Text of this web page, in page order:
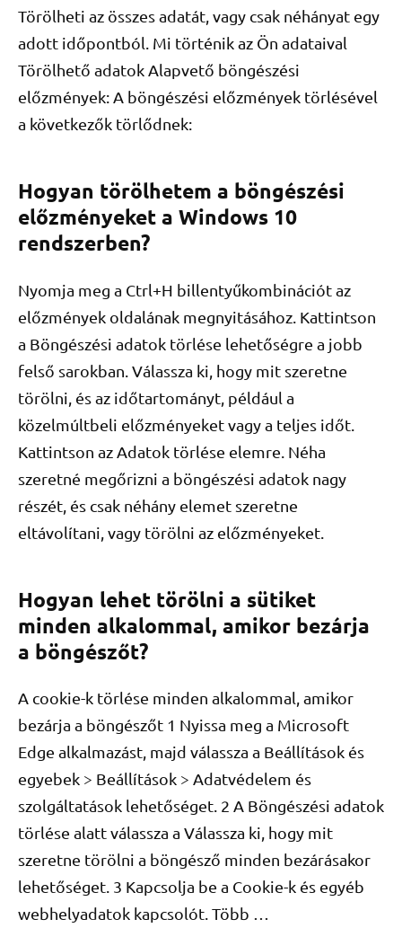
Törölheti az összes adatát, vagy csak néhányat egy
adott időpontból. Mi történik az Ön adataival
Törölhető adatok Alapvető böngészési
előzmények: A böngészési előzmények törlésével
a következők törlődnek:
Hogyan törölhetem a böngészési
előzményeket a Windows 10
rendszerben?
Nyomja meg a Ctrl+H billentyűkombinációt az
előzmények oldalának megnyitásához. Kattintson
a Böngészési adatok törlése lehetőségre a jobb
felső sarokban. Válassza ki, hogy mit szeretne
törölni, és az időtartományt, például a
közelmúltbeli előzményeket vagy a teljes időt.
Kattintson az Adatok törlése elemre. Néha
szeretné megőrizni a böngészési adatok nagy
részét, és csak néhány elemet szeretne
eltávolítani, vagy törölni az előzményeket.
Hogyan lehet törölni a sütiket
minden alkalommal, amikor bezárja
a böngészőt?
A cookie-k törlése minden alkalommal, amikor
bezárja a böngészőt 1 Nyissa meg a Microsoft
Edge alkalmazást, majd válassza a Beállítások és
egyebek > Beállítások > Adatvédelem és
szolgáltatások lehetőséget. 2 A Böngészési adatok
törlése alatt válassza a Válassza ki, hogy mit
szeretne törölni a böngésző minden bezárásakor
lehetőséget. 3 Kapcsolja be a Cookie-k és egyéb
webhelyadatok kapcsolót. Több …